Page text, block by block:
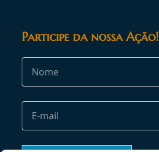
Participe da nossa Ação!